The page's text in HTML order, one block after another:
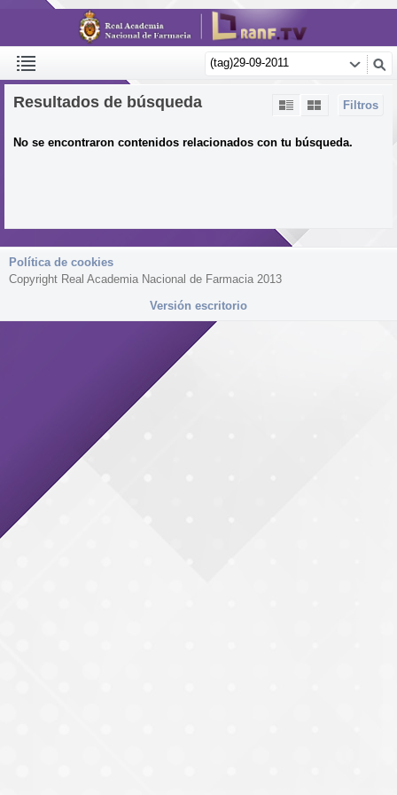
Filtros
Resultados de búsqueda
No se encontraron contenidos relacionados con tu búsqueda.
Política de cookies
Copyright Real Academia Nacional de Farmacia 2013
Versión escritorio